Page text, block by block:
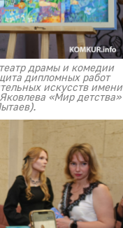
драмы и комедии
дипломных работ
искусств имени
«Мир детства»